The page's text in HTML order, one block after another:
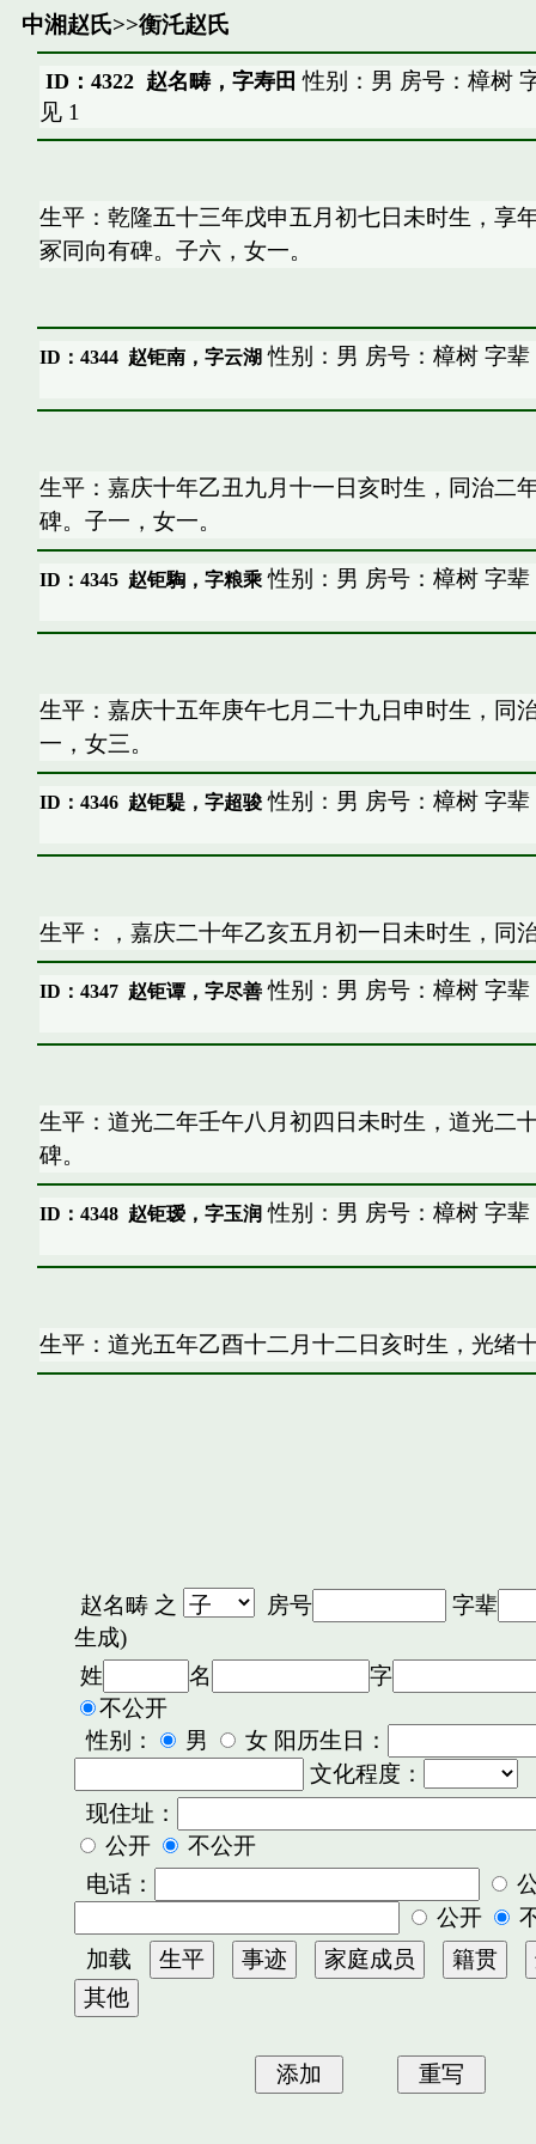
中湘赵氏>>衡汑赵氏
ID：4322 赵名畴，字寿田 性别：男 房号：樟树
见 1
生平：乾隆五十三年戊申五月初七日未时生，享
冢同向有碑。子六，女一。
ID：4344 赵钜南，字云湖性别：男 房号：樟树 字辈
生平：嘉庆十年乙丑九月十一日亥时生，同治二
碑。子一，女一。
ID：4345 赵钜騊，字粮乘性别：男 房号：樟树 字辈
生平：嘉庆十五年庚午七月二十九日申时生，同
一，女三。
ID：4346 赵钜騠，字超骏性别：男 房号：樟树 字辈
生平：，嘉庆二十年乙亥五月初一日未时生，同
ID：4347 赵钜谭，字尽善性别：男 房号：樟树 字辈
生平：道光二年壬午八月初四日未时生，道光二
碑。
ID：4348 赵钜瑷，字玉润性别：男 房号：樟树 字辈
生平：道光五年乙酉十二月十二日亥时生，光绪
赵名畴之 房号
字辈
生成)
姓
名
字
不公开
性别：
男
女 阳历生日：
文化程度：
现住址：
公开
不公开
电话：
公开
加载